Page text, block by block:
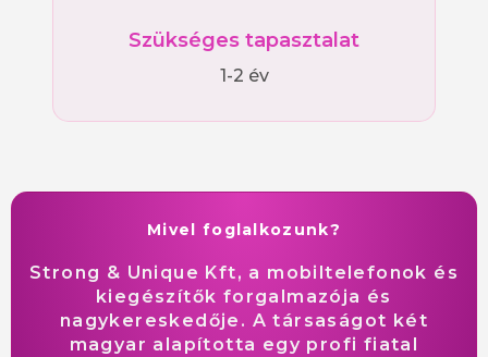
Szükséges tapasztalat
1-2 év
Mivel foglalkozunk?
Strong & Unique Kft, a mobiltelefonok és
kiegészítők forgalmazója és
nagykereskedője. A társaságot két
magyar alapította egy profi fiatal